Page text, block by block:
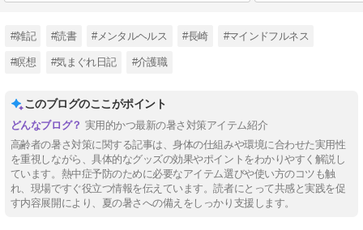
#雑記 #読書 #メンタルヘルス #長崎 #マインドフルネス
#瞑想 #気まぐれ日記 #介護職
このブログのここがポイント
実用的かつ最新の暑さ対策アイテム紹介
高齢者の暑さ対策に関する記事は、身体の仕組みや環境に合わせた実用性
を重視しながら、具体的なグッズの効果やポイントをわかりやすく解説し
ています。熱中症予防のために必要なアイテム選びや使い方のコツも触
れ、現場ですぐ役立つ情報を伝えています。読者にとって共感と実践を促
す内容展開により、夏の暑さへの備えをしっかり支援します。